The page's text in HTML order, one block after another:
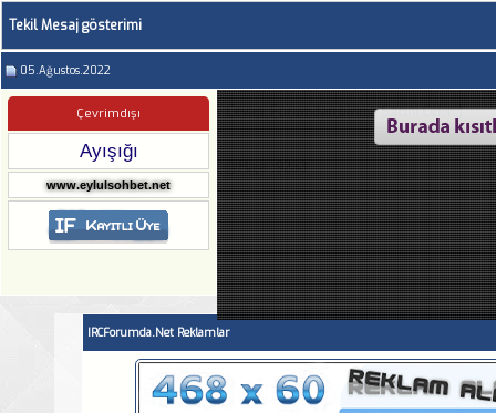
Tekil Mesaj gösterimi
05.Ağustos.2022
Çevrimdışı
Ayışığı
www.eylulsohbet.net
Cevap: Forumdan birinin Sacini Cekin:)
@Haje :9233:
IRCForumda.Net Reklamlar